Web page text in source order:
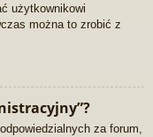
użytkownikowi
można to zrobić z
za forum,